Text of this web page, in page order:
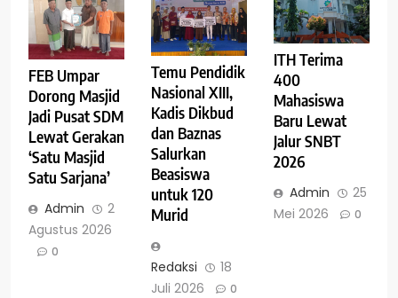
FEB Umpar
Dorong Masjid
Jadi Pusat SDM
Lewat Gerakan
‘Satu Masjid
Satu Sarjana’
Admin
2
Agustus 2026
0
Temu Pendidik
Nasional XIII,
Kadis Dikbud
dan Baznas
Salurkan
Beasiswa
untuk 120
Murid
Redaksi
18
Juli 2026
0
ITH Terima
400
Mahasiswa
Baru Lewat
Jalur SNBT
2026
Admin
25
Mei 2026
0